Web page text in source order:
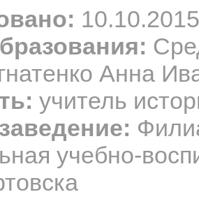
10.10.2015
Анна
учитель
учебно-